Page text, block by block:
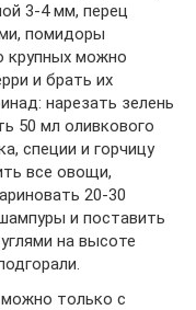
3-4 мм, перец
помидоры
крупных можно
и брать их
нарезать зелень
50 мл оливкового
специи и горчицу
все овощи,
20-30
и поставить
на высоте
можно только с